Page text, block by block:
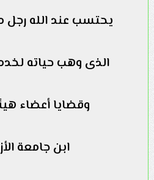
يحتسب عند الله رجل
الذى وهب حياته
وقضايا أعضاء
ابن جامعة